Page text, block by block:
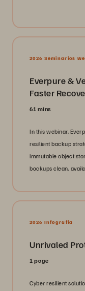
2026 Seminarios
Everpure &
Faster
61 mins
In this webinar,
resilient backup
immutable object
backups clean,
2026 Infografía
Unrivaled
1 page
Cyber resilient